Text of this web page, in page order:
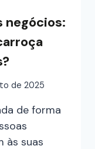
negócios:
de 2025
de forma
às suas